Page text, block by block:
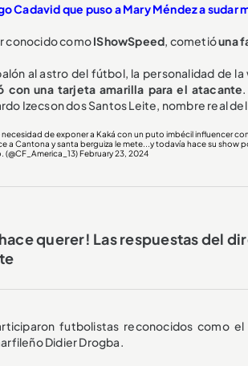
Cadavid que puso a Mary Méndez a sudar
conocido comoIShowSpeed, cometióuna
al astro del fútbol, la personalidad de la
con una tarjeta amarilla para el atacante
Izecson dos Santos Leite, nombre real
necesidad de exponer a Kaká con un puto imbécil influencer
a Cantona y santa berguiza le mete...y todavía hace su show
(@CF_America_13)February 23, 2024
hace querer! Las respuestas del
futbolistas reconocidos como
Didier Drogba.